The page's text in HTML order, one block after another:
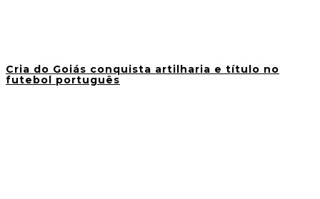
Cria do Goiás conquista artilharia e título no
futebol português